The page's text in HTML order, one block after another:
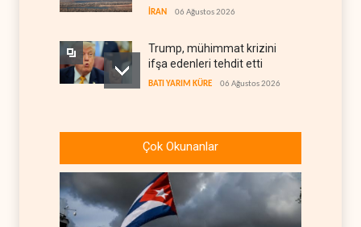
koridorlarında anlaştı
İRAN 06 Ağustos 2026
Trump, mühimmat krizini
ifşa edenleri tehdit etti
BATI YARIM KÜRE 06 Ağustos 2026
Şeria'da işgalci
yerleşimcilere cezasızlık
sağladı
İsrail, beyin göçünde rekora
koşuyor
Çok Okunanlar